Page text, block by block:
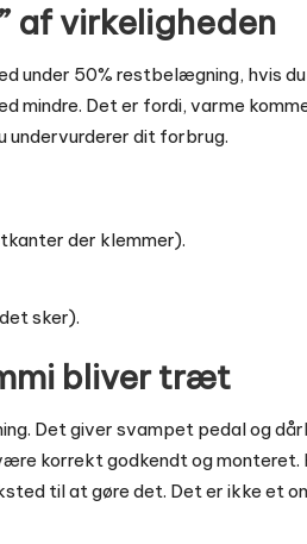
af virkeligheden
under 50% restbelægning, hvis
Det er fordi, varme
undervurderer dit forbrug.
der klemmer).
sker).
bliver træt
Det giver svampet pedal og
korrekt godkendt og monteret.
til at gøre det. Det er ikke et